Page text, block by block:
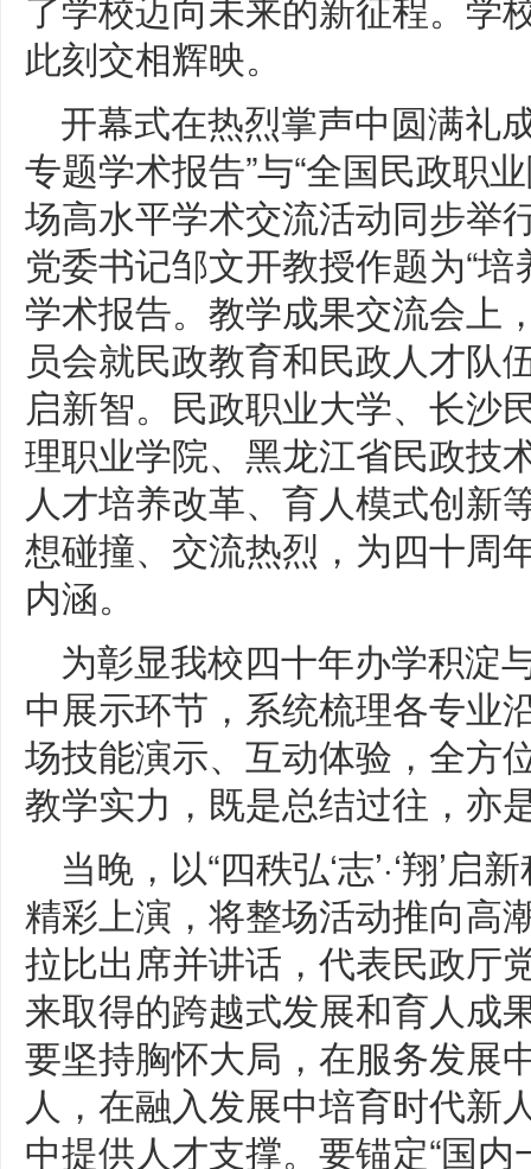
此刻交相辉映。
开幕式在热烈掌声中圆满礼
专题学术报告”与“全国民政职
场高水平学术交流活动同步举
党委书记邹文开教授作题为“
学术报告。教学成果交流会上
员会就民政教育和民政人才队
启新智。民政职业大学、长沙
理职业学院、黑龙江省民政技
人才培养改革、育人模式创新
想碰撞、交流热烈，为四十周
内涵。
为彰显我校四十年办学积淀
中展示环节，系统梳理各专业
场技能演示、互动体验，全方
教学实力，既是总结过往，亦
当晚，以“四秩弘‘志’·‘翔’
精彩上演，将整场活动推向高
拉比出席并讲话，代表民政厅
来取得的跨越式发展和育人成
要坚持胸怀大局，在服务发展
人，在融入发展中培育时代新
中提供人才支撑。要锚定“国